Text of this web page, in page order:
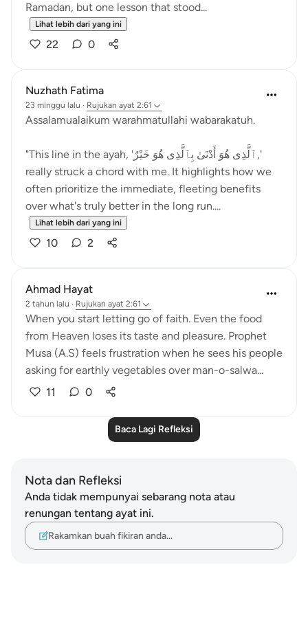
Ramadan, but one lesson that stood...
Lihat lebih dari yang ini
22 0
Nuzhath Fatima
23 minggu lalu · Rujukan ayat 2:61
Assalamualaikum warahmatullahi wabarakatuh.
"This line in the ayah, 'ٱلَّذِى هُوَ أَدْنَىٰ بِٱلَّذِى هُوَ خَيْرٌ,'
really struck a chord with me. It highlights how we
often prioritize the immediate, fleeting benefits
over what's truly better in the long run....
Lihat lebih dari yang ini
10 2
Ahmad Hayat
2 tahun lalu · Rujukan ayat 2:61
When you start letting go of faith. Even the food
from Heaven loses its taste and pleasure. Prophet
Musa (A.S) feels frustration when he sees his people
asking for earthly vegetables over man-o-salwa...
11
0
Baca Lagi Refleksi
Nota dan Refleksi
Anda tidak mempunyai sebarang nota atau
renungan tentang ayat ini.
Rakamkan buah fikiran anda…